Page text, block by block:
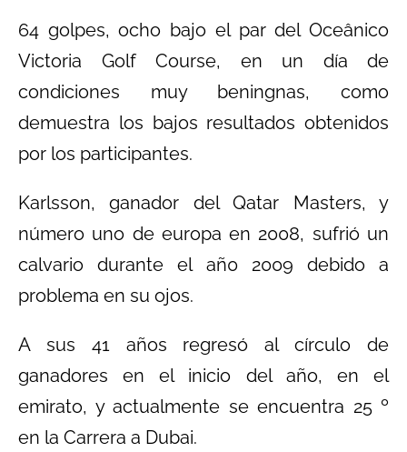
64 golpes, ocho bajo el par del Oceânico
Victoria Golf Course, en un día de
condiciones muy beningnas, como
demuestra los bajos resultados obtenidos
por los participantes.
Karlsson, ganador del Qatar Masters, y
número uno de europa en 2008, sufrió un
calvario durante el añ0 2009 debido a
problema en su ojos.
A sus 41 años regresó al círculo de
ganadores en el inicio del año, en el
emirato, y actualmente se encuentra 25 º
en la Carrera a Dubai.